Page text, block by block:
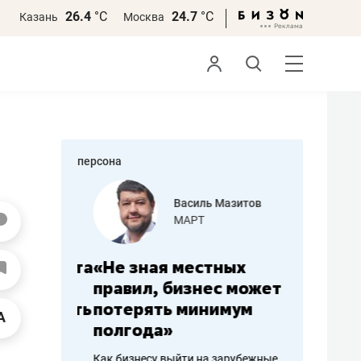
Казань 26.4 °С Москва 24.7 °С
персона
работа
Василь Мазитов
МАРТ
«Не зная местных
правил, бизнес может
потерять минимум
полгода»